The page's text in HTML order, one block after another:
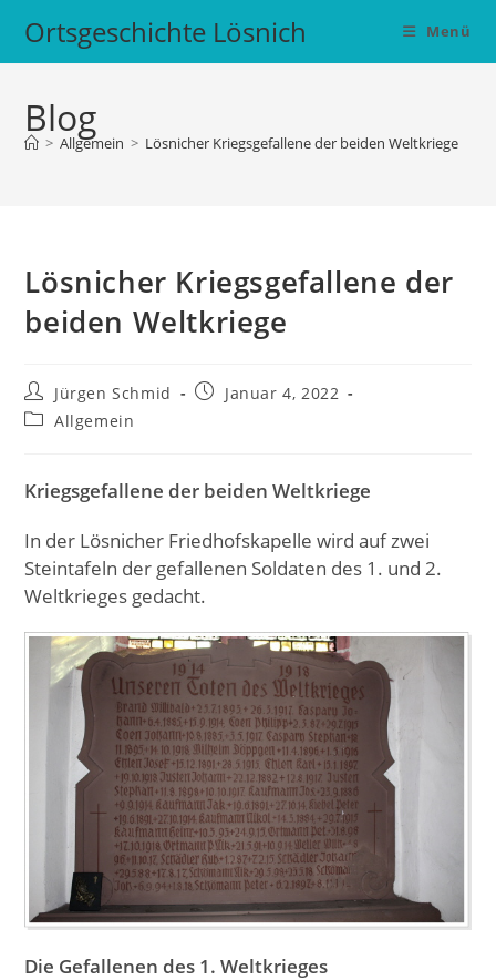
InhaltOrtsgeschichte Lösnich Menü
Blog
> Allgemein > Lösnicher Kriegsgefallene der beiden Weltkriege
Lösnicher Kriegsgefallene der
beiden Weltkriege
Beitrags-
Autor:
Jürgen Schmid
BeitragJanuar 4, 2022
Beitrags-
Allgemein
Kriegsgefallene der beiden Weltkriege
In der Lösnicher Friedhofskapelle wird auf zwei
Steintafeln der gefallenen Soldaten des 1. und 2.
Weltkrieges gedacht.
Die Gefallenen des 1. Weltkrieges